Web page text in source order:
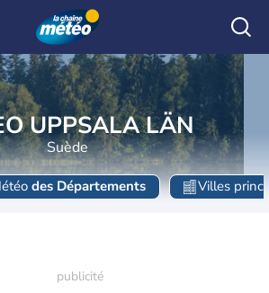
UPPSALA LÄN
Suède
des Départements Villes